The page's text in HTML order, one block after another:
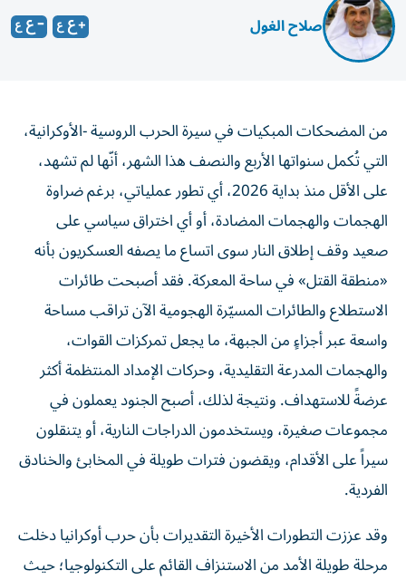
صلاح الغول
التي تُكمل سنواتها الأربع والنصف هذا الشهر، أنّها لم تشهد،
على الأقل منذ بداية 2026، أي تطور عملياتي، برغم ضراوة
الهجمات والهجمات المضادة، أو أي اختراق سياسي على
صعيد وقف إطلاق النار سوى اتساع ما يصفه العسكريون بأنه
«منطقة القتل» في ساحة المعركة. فقد أصبحت طائرات
الاستطلاع والطائرات المسيّرة الهجومية الآن تراقب مساحة
واسعة عبر أجزاءٍ من الجبهة، ما يجعل تمركزات القوات،
والهجمات المدرعة التقليدية، وحركات الإمداد المنتظمة أكثر
عرضةً للاستهداف. ونتيجة لذلك، أصبح الجنود يعملون في
مجموعات صغيرة، ويستخدمون الدراجات النارية، أو يتنقلون
سيراً على الأقدام، ويقضون فترات طويلة في المخابئ والخنادق
الفردية.
وقد عززت التطورات الأخيرة التقديرات بأن حرب أوكرانيا دخلت
مرحلة طويلة الأمد من الاستنزاف القائم على التكنولوجيا؛ حيث